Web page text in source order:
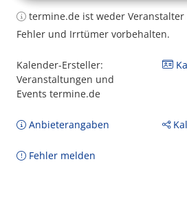
termine.de ist weder Veranstalter
Fehler und Irrtümer vorbehalten.
Kalender-Ersteller:
Veranstaltungen und
Events termine.de
Anbieterangaben
Fehler melden